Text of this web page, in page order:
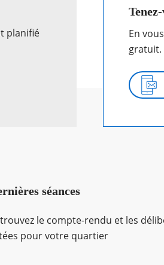
planifié
En
gratuit.
séances
le compte-rendu et les
pour votre quartier